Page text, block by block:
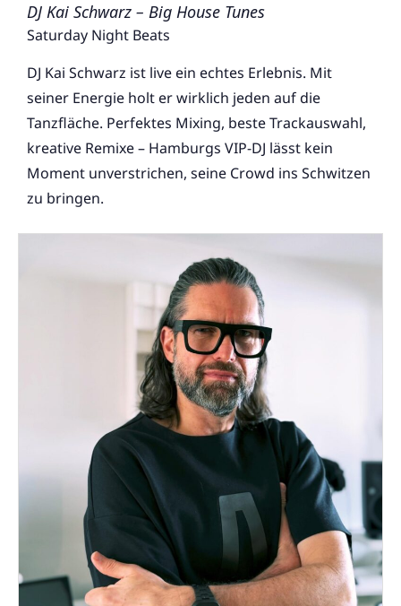
DJ Kai Schwarz – Big House Tunes
Saturday Night Beats
DJ Kai Schwarz ist live ein echtes Erlebnis. Mit
seiner Energie holt er wirklich jeden auf die
Tanzfläche. Perfektes Mixing, beste Trackauswahl,
kreative Remixe – Hamburgs VIP-DJ lässt kein
Moment unverstrichen, seine Crowd ins Schwitzen
zu bringen.